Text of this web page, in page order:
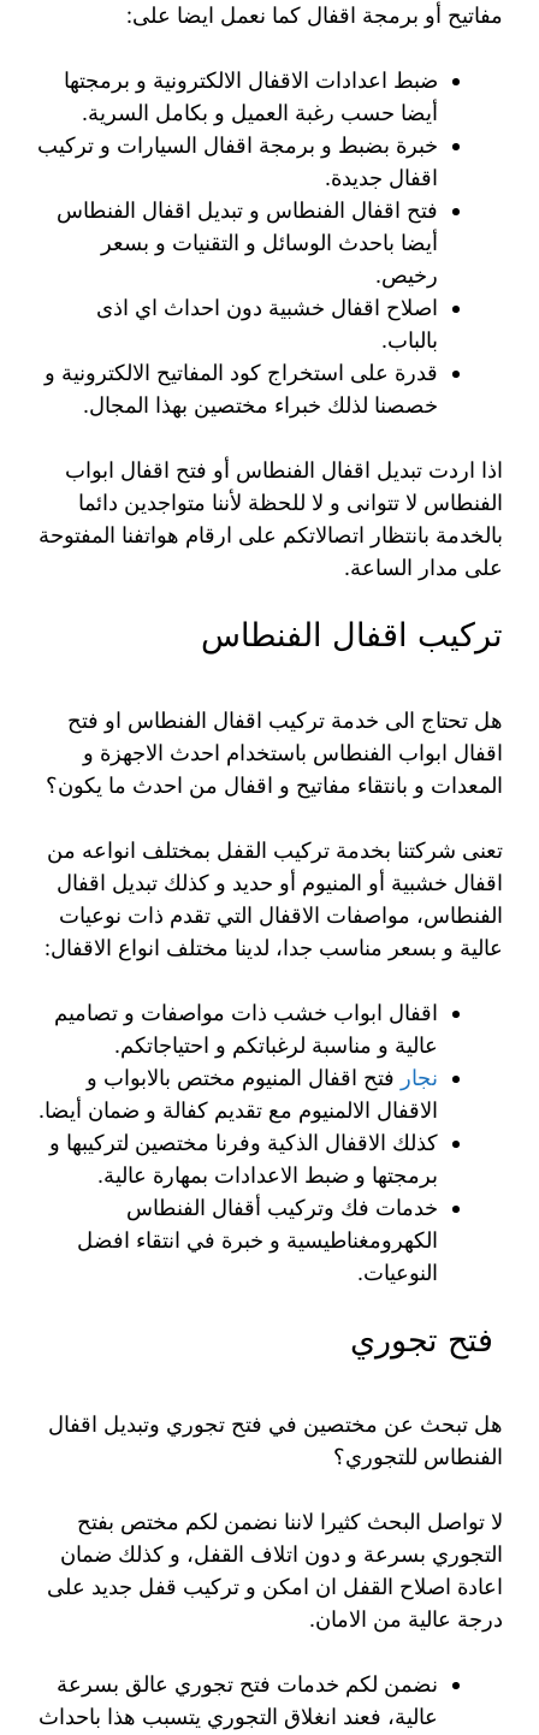
مفاتيح أو برمجة اقفال كما نعمل ايضا على:
ضبط اعدادات الاقفال الالكترونية و برمجتها
أيضا حسب رغبة العميل و بكامل السرية.
خبرة بضبط و برمجة اقفال السيارات و تركيب
اقفال جديدة.
فتح اقفال الفنطاس و تبديل اقفال الفنطاس
أيضا باحدث الوسائل و التقنيات و بسعر
رخيص.
اصلاح اقفال خشبية دون احداث اي اذى
بالباب.
قدرة على استخراج كود المفاتيح الالكترونية و
خصصنا لذلك خبراء مختصين بهذا المجال.
اذا اردت تبديل اقفال الفنطاس أو فتح اقفال ابواب
الفنطاس لا تتوانى و لا للحظة لأننا متواجدين دائما
بالخدمة بانتظار اتصالاتكم على ارقام هواتفنا المفتوحة
على مدار الساعة.
تركيب اقفال الفنطاس
هل تحتاج الى خدمة تركيب اقفال الفنطاس او فتح
اقفال ابواب الفنطاس باستخدام احدث الاجهزة و
المعدات و بانتقاء مفاتيح و اقفال من احدث ما يكون؟
تعنى شركتنا بخدمة تركيب القفل بمختلف انواعه من
اقفال خشبية أو المنيوم أو حديد و كذلك تبديل اقفال
الفنطاس، مواصفات الاقفال التي تقدم ذات نوعيات
عالية و بسعر مناسب جدا، لدينا مختلف انواع الاقفال:
اقفال ابواب خشب ذات مواصفات و تصاميم
عالية و مناسبة لرغباتكم و احتياجاتكم.
نجار فتح اقفال المنيوم مختص بالابواب و
الاقفال الالمنيوم مع تقديم كفالة و ضمان أيضا.
كذلك الاقفال الذكية وفرنا مختصين لتركيبها و
برمجتها و ضبط الاعدادات بمهارة عالية.
خدمات فك وتركيب أقفال الفنطاس
الكهرومغناطيسية و خبرة في انتقاء افضل
النوعيات.
فتح تجوري
هل تبحث عن مختصين في فتح تجوري وتبديل اقفال
الفنطاس للتجوري؟
لا تواصل البحث كثيرا لاننا نضمن لكم مختص بفتح
التجوري بسرعة و دون اتلاف القفل، و كذلك ضمان
اعادة اصلاح القفل ان امكن و تركيب قفل جديد على
درجة عالية من الامان.
نضمن لكم خدمات فتح تجوري عالق بسرعة
عالية، فعند انغلاق التجوري يتسبب هذا باحداث